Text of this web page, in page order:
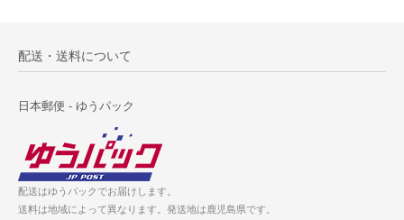
配送・送料について
日本郵便 - ゆうパック
配送はゆうパックでお届けします。
送料は地域によって異なります。発送地は鹿児島県です。